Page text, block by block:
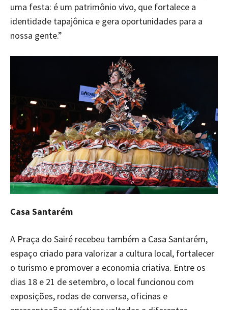
uma festa: é um patrimônio vivo, que fortalece a
identidade tapajônica e gera oportunidades para a
nossa gente.”
Casa Santarém
A Praça do Sairé recebeu também a Casa Santarém,
espaço criado para valorizar a cultura local, fortalecer
o turismo e promover a economia criativa. Entre os
dias 18 e 21 de setembro, o local funcionou com
exposições, rodas de conversa, oficinas e